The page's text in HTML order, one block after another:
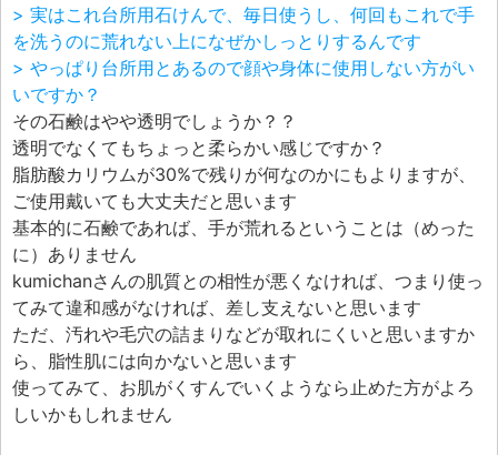
> 実はこれ台所用石けんで、毎日使うし、何回もこれで手
を洗うのに荒れない上になぜかしっとりするんです
> やっぱり台所用とあるので顔や身体に使用しない方がい
いですか？
その石鹸はやや透明でしょうか？？
透明でなくてもちょっと柔らかい感じですか？
脂肪酸カリウムが30%で残りが何なのかにもよりますが、
ご使用戴いても大丈夫だと思います
基本的に石鹸であれば、手が荒れるということは（めった
に）ありません
kumichanさんの肌質との相性が悪くなければ、つまり使っ
てみて違和感がなければ、差し支えないと思います
ただ、汚れや毛穴の詰まりなどが取れにくいと思いますか
ら、脂性肌には向かないと思います
使ってみて、お肌がくすんでいくようなら止めた方がよろ
しいかもしれません